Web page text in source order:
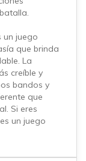
un juego
que brinda
La
creíble y
bandos y
que
Si eres
un juego